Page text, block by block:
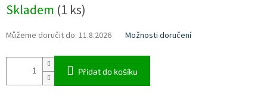
cena:
Skladem (1 ks)
Můžeme doručit do: 11.8.2026 Možnosti doručení
Přidat do košíku